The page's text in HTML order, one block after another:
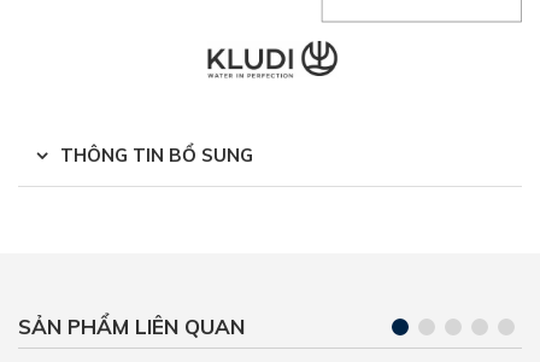
THÔNG TIN BỔ SUNG
SẢN PHẨM LIÊN QUAN